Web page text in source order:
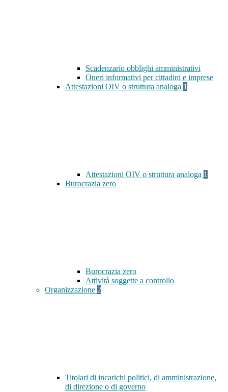
Scadenzario obblighi amministrativi
Oneri informativi per cittadini e imprese
Attestazioni OIV o struttura analoga 1
Attestazioni OIV o struttura analoga 1
Burocrazia zero
Burocrazia zero
Attività soggette a controllo
Organizzazione 2
Titolari di incarichi politici, di amministrazione,
di direzione o di governo